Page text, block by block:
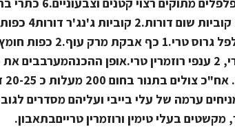
דורות.2
טימין טרי, 2 ענפי רוזמרין טרי.אופן
ערמה של עלי בייבי ועליהם מסדרים
מקשטים בעלי טימין ורוזמרין טרייםבתאבון.